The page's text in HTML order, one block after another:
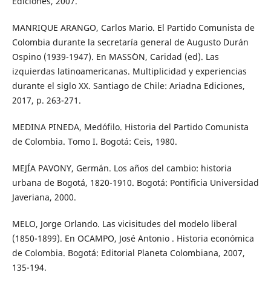
MANRIQUE ARANGO, Carlos Mario. El Partido Comunista de
Colombia durante la secretaría general de Augusto Durán
Ospino (1939-1947). En MASS´ON, Caridad (ed). Las
izquierdas latinoamericanas. Multiplicidad y experiencias
durante el siglo XX. Santiago de Chile: Ariadna Ediciones,
2017, p. 263-271.
MEDINA PINEDA, Medófilo. Historia del Partido Comunista
de Colombia. Tomo I. Bogotá: Ceis, 1980.
MEJÍA PAVONY, Germán. Los años del cambio: historia
urbana de Bogotá, 1820-1910. Bogotá: Pontificia Universidad
Javeriana, 2000.
MELO, Jorge Orlando. Las vicisitudes del modelo liberal
(1850-1899). En OCAMPO, José Antonio . Historia económica
de Colombia. Bogotá: Editorial Planeta Colombiana, 2007,
135-194.